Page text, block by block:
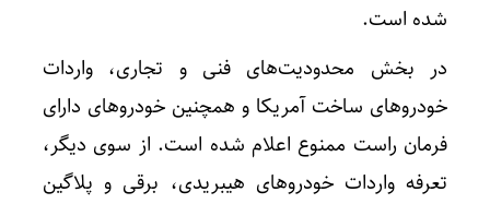
شده است.
در بخش محدودیت‌های فنی و تجاری، واردات
خودروهای ساخت آمریکا و همچنین خودروهای دارای
فرمان راست ممنوع اعلام شده است. از سوی دیگر،
تعرفه واردات خودروهای هیبریدی، برقی و پلاگین